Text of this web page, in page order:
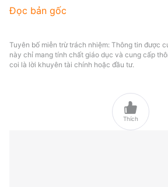
Đọc bản gốc
Tuyên bố miễn trừ trách nhiệm: Thông tin được
này chỉ mang tính chất giáo dục và cung cấp
coi là lời khuyên tài chính hoặc đầu tư.

Thích